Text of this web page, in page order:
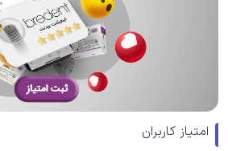
امتیاز کاربران